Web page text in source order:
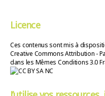
Licence
Ces contenus sont mis à
Creative Commons Attribution -
dans les Mêmes Conditions 3.0